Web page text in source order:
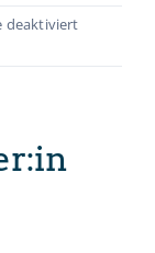
deaktiviertfür